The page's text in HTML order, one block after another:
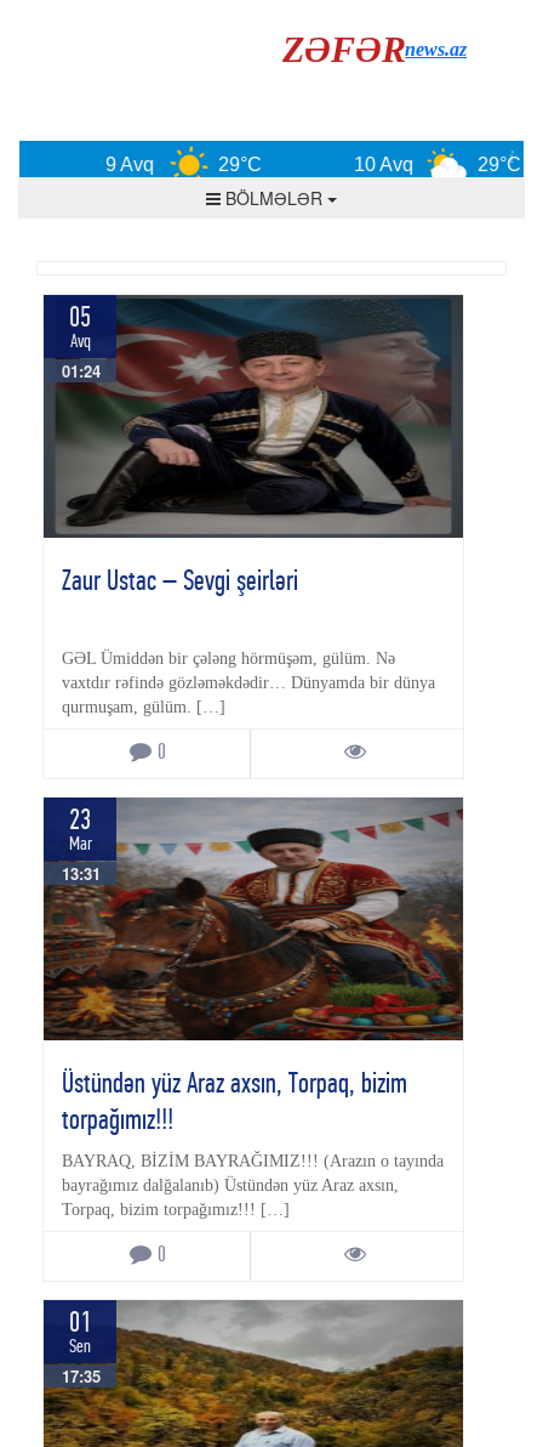
ZƏFƏRnews.az
9 Avq 29°C 10 Avq 29°C
BÖLMƏLƏR
05
Avq
01:24
Zaur Ustac – Sevgi şeirləri
GƏL Ümiddən bir çələng hörmüşəm, gülüm. Nə
vaxtdır rəfində gözləməkdədir… Dünyamda bir dünya
qurmuşam, gülüm. […]
0
23
Mar
13:31
Üstündən yüz Araz axsın, Torpaq, bizim
torpağımız!!!
BAYRAQ, BİZİM BAYRAĞIMIZ!!! (Arazın o tayında
bayrağımız dalğalanıb) Üstündən yüz Araz axsın,
Torpaq, bizim torpağımız!!! […]
0
01
Sen
17:35